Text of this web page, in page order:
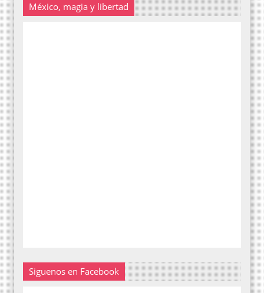
México, magia y libertad
Siguenos en Facebook